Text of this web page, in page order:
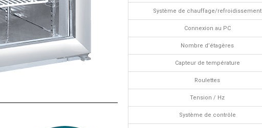
Système de chauffage/refroidissement
Connexion au PC
Nombre d’étagères
Capteur de température
Roulettes
Tension / Hz
Système de contrôle